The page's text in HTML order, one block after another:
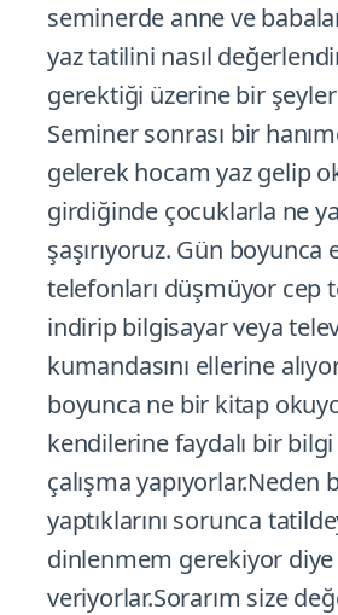
seminerde anne ve
yaz tatilini nasıl
gerektiği üzerine bir
Seminer sonrası bir
gelerek hocam yaz gelip
girdiğinde çocuklarla ne
şaşırıyoruz. Gün
telefonları düşmüyor cep
indirip bilgisayar veya
kumandasını ellerine
boyunca ne bir kitap
kendilerine faydalı bir
çalışma yapıyorlar.Neden
yaptıklarını sorunca
dinlenmem gerekiyor diye
veriyorlar.Sorarım size